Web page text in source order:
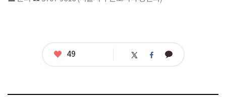
좋
49 트 페 카